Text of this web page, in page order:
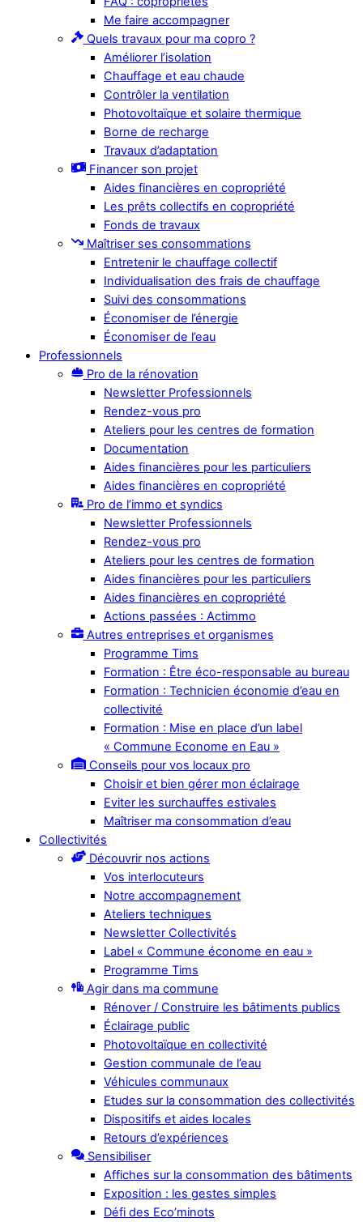
Me faire accompagner
Quels travaux pour ma copro ?
Améliorer l’isolation
Chauffage et eau chaude
Contrôler la ventilation
Photovoltaïque et solaire thermique
Borne de recharge
Travaux d’adaptation
Financer son projet
Aides financières en copropriété
Les prêts collectifs en copropriété
Fonds de travaux
Maîtriser ses consommations
Entretenir le chauffage collectif
Individualisation des frais de chauffage
Suivi des consommations
Économiser de l’énergie
Économiser de l’eau
Professionnels
Pro de la rénovation
Newsletter Professionnels
Rendez-vous pro
Ateliers pour les centres de formation
Documentation
Aides financières pour les particuliers
Aides financières en copropriété
Pro de l’immo et syndics
Newsletter Professionnels
Rendez-vous pro
Ateliers pour les centres de formation
Aides financières pour les particuliers
Aides financières en copropriété
Actions passées : Actimmo
Autres entreprises et organismes
Programme Tims
Formation : Être éco-responsable au bureau
Formation : Technicien économie d’eau en
collectivité
Formation : Mise en place d’un label
« Commune Econome en Eau »
Conseils pour vos locaux pro
Choisir et bien gérer mon éclairage
Eviter les surchauffes estivales
Maîtriser ma consommation d’eau
Collectivités
Découvrir nos actions
Vos interlocuteurs
Notre accompagnement
Ateliers techniques
Newsletter Collectivités
Label « Commune économe en eau »
Programme Tims
Agir dans ma commune
Rénover / Construire les bâtiments publics
Éclairage public
Photovoltaïque en collectivité
Gestion communale de l’eau
Véhicules communaux
Etudes sur la consommation des collectivités
Dispositifs et aides locales
Retours d’expériences
Sensibiliser
Affiches sur la consommation des bâtiments
Exposition : les gestes simples
Défi des Eco’minots